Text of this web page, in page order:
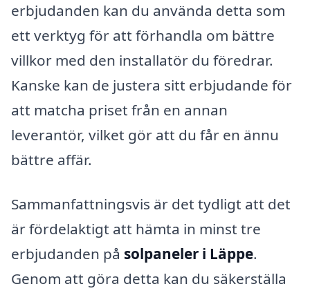
erbjudanden kan du använda detta som
ett verktyg för att förhandla om bättre
villkor med den installatör du föredrar.
Kanske kan de justera sitt erbjudande för
att matcha priset från en annan
leverantör, vilket gör att du får en ännu
bättre affär.
Sammanfattningsvis är det tydligt att det
är fördelaktigt att hämta in minst tre
erbjudanden på solpaneler i Läppe.
Genom att göra detta kan du säkerställa